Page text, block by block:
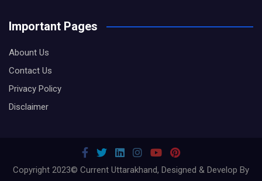
Important Pages
Abount Us
Contact Us
Privacy Policy
Disclaimer
Copyright 2023© Current Uttarakhand, Designed & Develop By